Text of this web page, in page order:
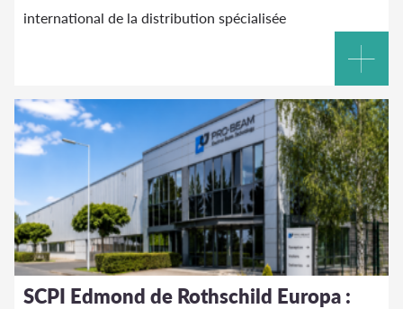
international de la distribution spécialisée
SCPI Edmond de Rothschild Europa :